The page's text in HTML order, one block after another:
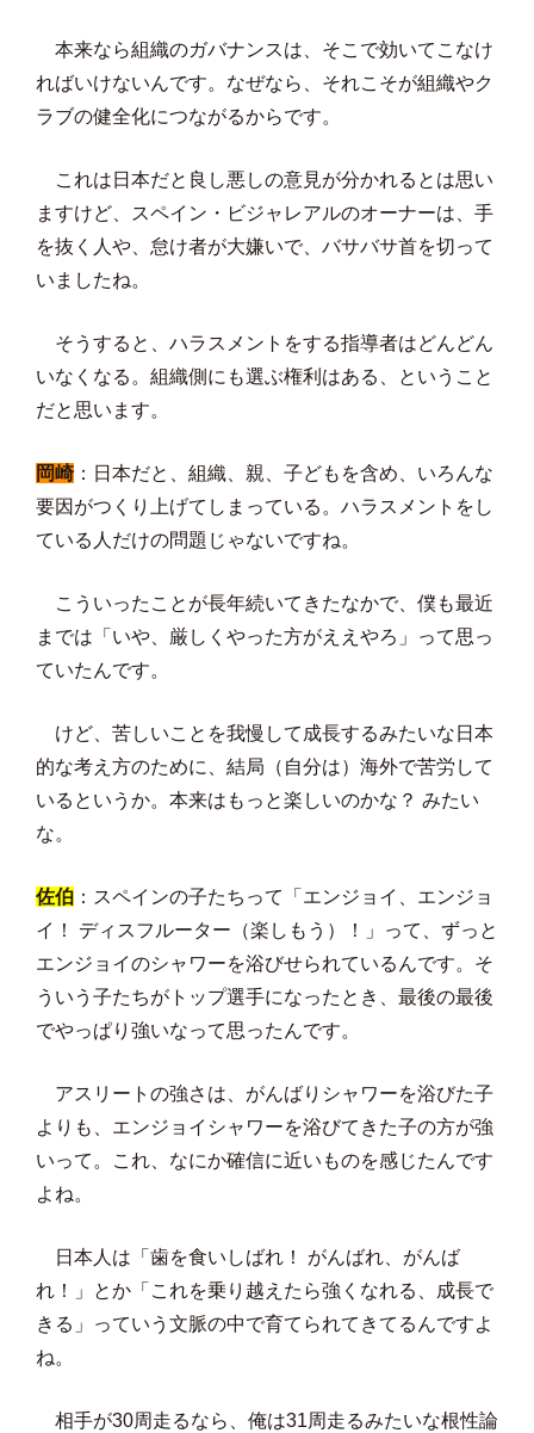
本来なら組織のガバナンスは、そこで効いてこなけ
ればいけないんです。なぜなら、それこそが組織やク
ラブの健全化につながるからです。
これは日本だと良し悪しの意見が分かれるとは思い
ますけど、スペイン・ビジャレアルのオーナーは、手
を抜く人や、怠け者が大嫌いで、バサバサ首を切って
いましたね。
そうすると、ハラスメントをする指導者はどんどん
いなくなる。組織側にも選ぶ権利はある、ということ
だと思います。
岡崎：日本だと、組織、親、子どもを含め、いろんな
要因がつくり上げてしまっている。ハラスメントをし
ている人だけの問題じゃないですね。
こういったことが長年続いてきたなかで、僕も最近
までは「いや、厳しくやった方がええやろ」って思っ
ていたんです。
けど、苦しいことを我慢して成長するみたいな日本
的な考え方のために、結局（自分は）海外で苦労して
いるというか。本来はもっと楽しいのかな？ みたい
な。
佐伯 ：スペインの子たちって「エンジョイ、エンジョ
イ！ ディスフルーター（楽しもう）！」って、ずっと
エンジョイのシャワーを浴びせられているんです。そ
ういう子たちがトップ選手になったとき、最後の最後
でやっぱり強いなって思ったんです。
アスリートの強さは、がんばりシャワーを浴びた子
よりも、エンジョイシャワーを浴びてきた子の方が強
いって。これ、なにか確信に近いものを感じたんです
よね。
日本人は「歯を食いしばれ！ がんばれ、がんば
れ！」とか「これを乗り越えたら強くなれる、成長で
きる」っていう文脈の中で育てられてきてるんですよ
ね。
相手が30周走るなら、俺は31周走るみたいな根性論